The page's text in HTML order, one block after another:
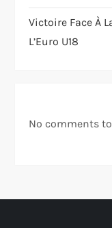
Victoire Face À
L’Euro U18
No comments